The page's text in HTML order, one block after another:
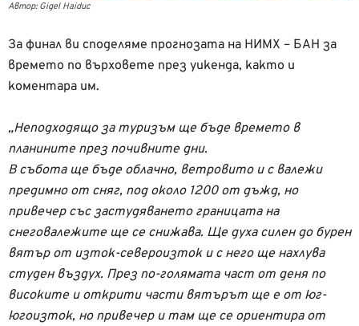
Автор: Gigel Haiduc
За финал ви споделяме прогнозата на НИМХ – БАН за
времето по върховете през уикенда, както и
коментара им.
„Неподходящо за туризъм ще бъде времето в
планините през почивните дни.
В събота ще бъде облачно, ветровито и с валежи
предимно от сняг, под около 1200 от дъжд, но
привечер със застудяването границата на
снеговалежите ще се снижава. Ще духа силен до бурен
вятър от изток-североизток и с него ще нахлува
студен въздух. През по-голямата част от деня по
високите и открити части вятърът ще е от юг-
югоизток, но привечер и там ще се ориентира от